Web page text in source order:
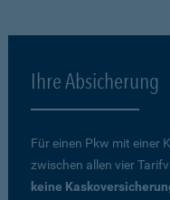
Ihre Absicherung
Für einen Pkw mit einer
zwischen allen vier
keine